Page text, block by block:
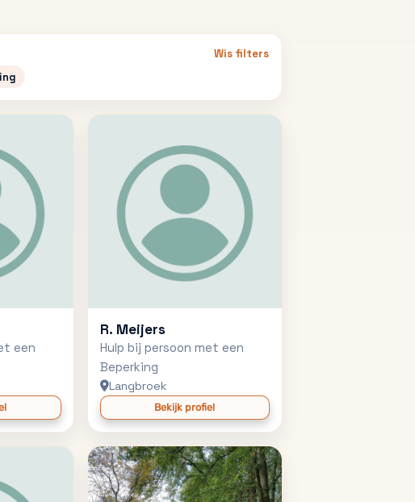
Wis filters
een
R. Meijers
Hulp bij persoon met een
Beperking
Langbroek
Bekijk profiel